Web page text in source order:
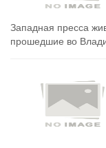
Западная пресса
прошедшие во